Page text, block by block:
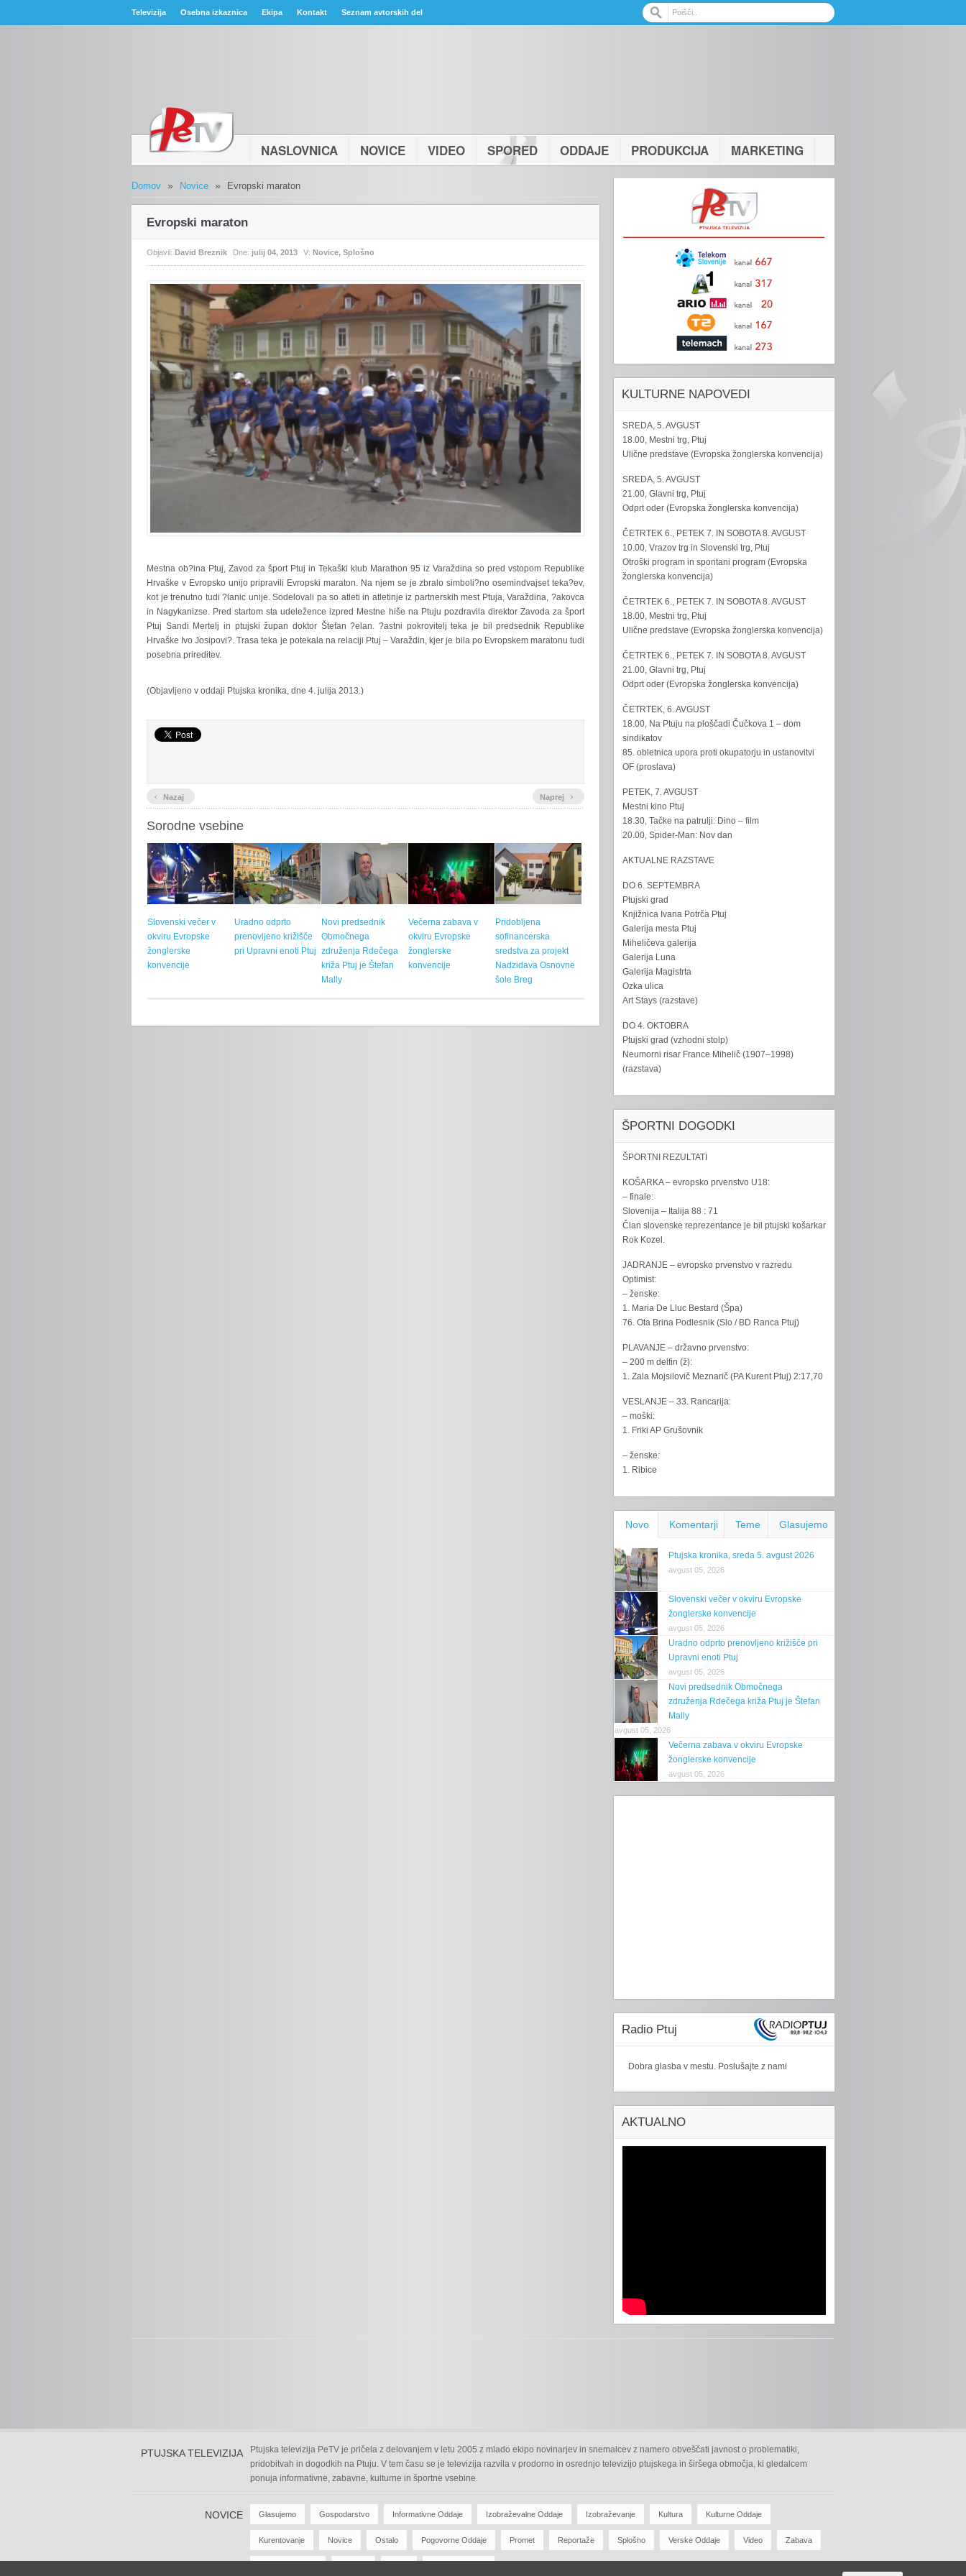
Televizija Osebna izkaznica Ekipa Kontakt Seznam avtorskih del
NASLOVNICA NOVICE VIDEO SPORED ODDAJE PRODUKCIJA MARKETING
Domov » Novice » Evropski maraton
Evropski maraton
Objavil: David Breznik Dne: julij 04, 2013 V: Novice, Splošno
Mestna ob?ina Ptuj, Zavod za šport Ptuj in Tekaški klub Marathon 95 iz Varaždina so pred vstopom Republike
Hrvaške v Evropsko unijo pripravili Evropski maraton. Na njem se je zbralo simboli?no osemindvajset teka?ev,
kot je trenutno tudi ?lanic unije. Sodelovali pa so atleti in atletinje iz partnerskih mest Ptuja, Varaždina, ?akovca
in Nagykanizse. Pred startom sta udeležence izpred Mestne hiše na Ptuju pozdravila direktor Zavoda za šport
Ptuj Sandi Mertelj in ptujski župan doktor Štefan ?elan. ?astni pokrovitelj teka je bil predsednik Republike
Hrvaške Ivo Josipovi?. Trasa teka je potekala na relaciji Ptuj – Varaždin, kjer je bila po Evropskem maratonu tudi
posebna prireditev.
(Objavljeno v oddaji Ptujska kronika, dne 4. julija 2013.)
‹ Nazaj Naprej ›
Sorodne vsebine
Slovenski večer v
okviru Evropske
žonglerske
konvencije
Uradno odprto
prenovljeno križišče
pri Upravni enoti Ptuj
Novi predsednik
Območnega
združenja Rdečega
križa Ptuj je Štefan
Mally
Večerna zabava v
okviru Evropske
žonglerske
konvencije
Pridobljena
sofinancerska
sredstva za projekt
Nadzidava Osnovne
šole Breg
KULTURNE NAPOVEDI
SREDA, 5. AVGUST
18.00, Mestni trg, Ptuj
Ulične predstave (Evropska žonglerska konvencija)
SREDA, 5. AVGUST
21.00, Glavni trg, Ptuj
Odprt oder (Evropska žonglerska konvencija)
ČETRTEK 6., PETEK 7. IN SOBOTA 8. AVGUST
10.00, Vrazov trg in Slovenski trg, Ptuj
Otroški program in spontani program (Evropska
žonglerska konvencija)
ČETRTEK 6., PETEK 7. IN SOBOTA 8. AVGUST
18.00, Mestni trg, Ptuj
Ulične predstave (Evropska žonglerska konvencija)
ČETRTEK 6., PETEK 7. IN SOBOTA 8. AVGUST
21.00, Glavni trg, Ptuj
Odprt oder (Evropska žonglerska konvencija)
ČETRTEK, 6. AVGUST
18.00, Na Ptuju na ploščadi Čučkova 1 – dom
sindikatov
85. obletnica upora proti okupatorju in ustanovitvi
OF (proslava)
PETEK, 7. AVGUST
Mestni kino Ptuj
18.30, Tačke na patrulji: Dino – film
20.00, Spider-Man: Nov dan
AKTUALNE RAZSTAVE
DO 6. SEPTEMBRA
Ptujski grad
Knjižnica Ivana Potrča Ptuj
Galerija mesta Ptuj
Miheličeva galerija
Galerija Luna
Galerija Magistrta
Ozka ulica
Art Stays (razstave)
DO 4. OKTOBRA
Ptujski grad (vzhodni stolp)
Neumorni risar France Mihelič (1907–1998)
(razstava)
ŠPORTNI DOGODKI
ŠPORTNI REZULTATI
KOŠARKA – evropsko prvenstvo U18:
– finale:
Slovenija – Italija 88 : 71
Član slovenske reprezentance je bil ptujski košarkar
Rok Kozel.
JADRANJE – evropsko prvenstvo v razredu
Optimist:
– ženske:
1. Maria De Lluc Bestard (Špa)
76. Ota Brina Podlesnik (Slo / BD Ranca Ptuj)
PLAVANJE – državno prvenstvo:
– 200 m delfin (ž):
1. Zala Mojsilovič Meznarič (PA Kurent Ptuj) 2:17,70
VESLANJE – 33. Rancarija:
– moški:
1. Friki AP Grušovnik
– ženske:
1. Ribice
Novo Komentarji Teme Glasujemo
Ptujska kronika, sreda 5. avgust 2026
avgust 05, 2026
Slovenski večer v okviru Evropske
žonglerske konvencije
avgust 05, 2026
Uradno odprto prenovljeno križišče pri
Upravni enoti Ptuj
avgust 05, 2026
Novi predsednik Območnega
združenja Rdečega križa Ptuj je Štefan
Mally
avgust 05, 2026
Večerna zabava v okviru Evropske
žonglerske konvencije
avgust 05, 2026
Radio Ptuj
Dobra glasba v mestu. Poslušajte z nami
AKTUALNO
PTUJSKA TELEVIZIJA
Ptujska televizija PeTV je pričela z delovanjem v letu 2005 z mlado ekipo novinarjev in snemalcev z namero obveščati javnost o problematiki,
pridobitvah in dogodkih na Ptuju. V tem času se je televizija razvila v prodorno in osrednjo televizijo ptujskega in širšega območja, ki gledalcem
ponuja informativne, zabavne, kulturne in športne vsebine.
NOVICE Glasujemo Gospodarstvo Informativne Oddaje Izobraževalne Oddaje Izobraževanje Kultura Kulturne Oddaje
Kurentovanje Novice Ostalo Pogovorne Oddaje Promet Reportaže Splošno Verske Oddaje Video Zabava